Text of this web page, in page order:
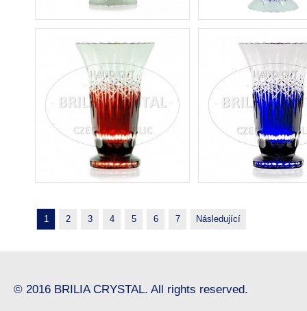
1 2 3 4 5 6 7 Následující
© 2016 BRILIA CRYSTAL. All rights reserved.